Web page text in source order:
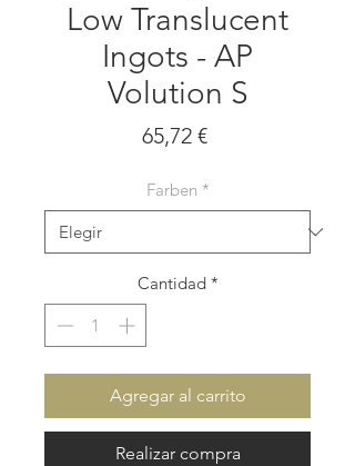
Low Translucent
Ingots - AP
Volution S
65,72 €Precio
Farben *
Cantidad *
Agregar al carrito
Realizar compra